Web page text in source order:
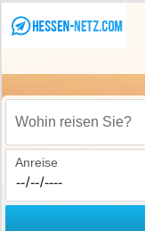
Wohin reisen Sie?
Anreise